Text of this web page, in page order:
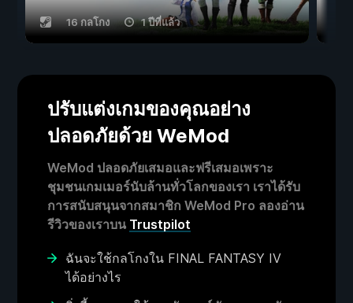
16 กลโกง 1 ปีที่แล้ว
ปรับแต่งเกมของคุณอย่าง
ปลอดภัยด้วย WeMod
WeMod ปลอดภัยเสมอและฟรีเสมอเพราะ
ชุมชนเกมเมอร์นับล้านทั่วโลกของเรา เราได้รับ
การสนับสนุนจากสมาชิก WeMod Pro ลองอ่าน
รีวิวของเราบน Trustpilot
ฉันจะใช้กลโกงใน FINAL FANTASY IV
ได้อย่างไร